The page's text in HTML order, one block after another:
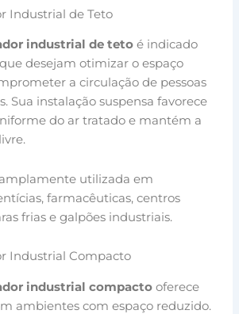
Industrial de Teto
industrial de teto é indicado
desejam otimizar o espaço
a circulação de pessoas
Sua instalação suspensa favorece
do ar tratado e mantém a
utilizada em
farmacêuticas, centros
frias e galpões industriais.
Industrial Compacto
industrial compacto oferece
ambientes com espaço reduzido.